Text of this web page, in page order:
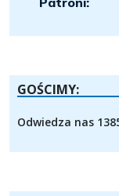
GOŚCIMY:
Odwiedza nas